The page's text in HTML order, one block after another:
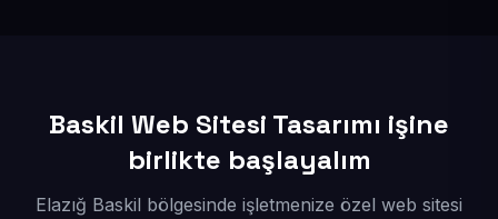
Baskil Web Sitesi Tasarımı işine
birlikte başlayalım
Elazığ Baskil bölgesinde işletmenize özel web sitesi